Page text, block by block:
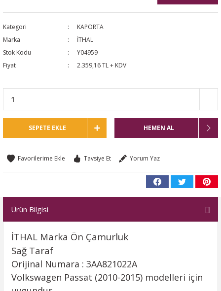
Kategori
KAPORTA
Marka
İTHAL
Stok Kodu
Y04959
Fiyat
2.359,16 TL + KDV
SEPETE EKLE HEMEN AL
Tavsiye Et Yorum Yaz
Ürün Bilgisi
İTHAL Marka Ön Çamurluk
Sağ Taraf
Orijinal Numara : 3AA821022A
Volkswagen Passat (2010-2015) modelleri için